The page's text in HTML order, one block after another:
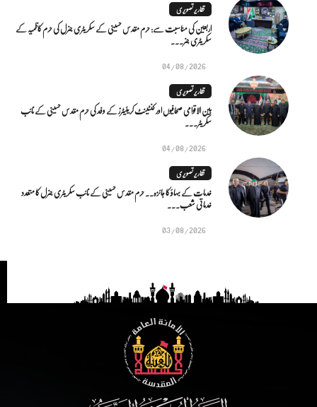
تقاریر تصویری
اربعین کی مناسبت سے: حرم مقدس حسینی کے سکریٹری جنرل کی حرم کاظمیہ کے
سکریٹری جنر...
04/08/2026
تقاریر تصویری
بین الاقوامی صحافیوں اور کنٹینٹ کریئیٹرز کے وفد کی حرم مقدس حسینی کے نائب
سکریٹر...
04/08/2026
تقاریر تصویری
خدمات کے بہاؤ کا جائزہ.. حرم مقدس حسینی کے نائب سکریٹری جنرل کا متعدد
خدماتی شعب...
03/08/2026